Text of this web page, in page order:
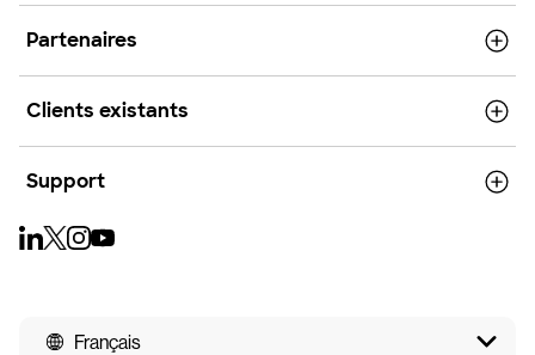
Partenaires
Clients existants
Support
Français